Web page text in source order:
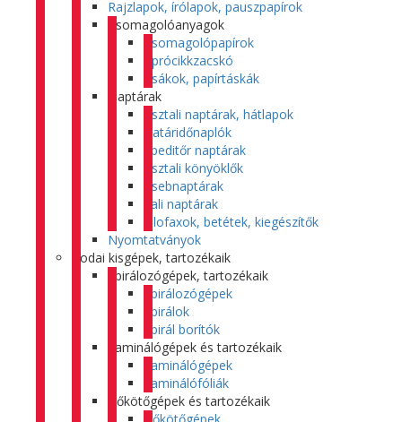
Rajzlapok, írólapok, pauszpapírok
Csomagolóanyagok
Csomagolópapírok
Aprócikkzacskó
Zsákok, papírtáskák
Naptárak
Asztali naptárak, hátlapok
Határidőnaplók
Speditőr naptárak
Asztali könyöklők
Zsebnaptárak
Fali naptárak
Filofaxok, betétek, kiegészítők
Nyomtatványok
Irodai kisgépek, tartozékaik
Spirálozógépek, tartozékaik
Spirálozógépek
Spirálok
Spirál borítók
Laminálógépek és tartozékaik
Laminálógépek
Laminálófóliák
Hőkötőgépek és tartozékaik